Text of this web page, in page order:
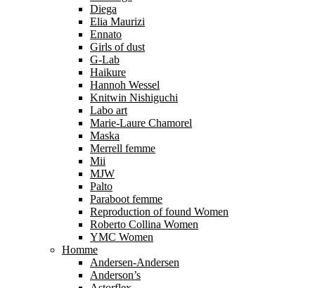
Diega
Elia Maurizi
Ennato
Girls of dust
G-Lab
Haikure
Hannoh Wessel
Knitwin Nishiguchi
Labo art
Marie-Laure Chamorel
Maska
Merrell femme
Mii
MJW
Palto
Paraboot femme
Reproduction of found Women
Roberto Collina Women
YMC Women
Homme
Andersen-Andersen
Anderson’s